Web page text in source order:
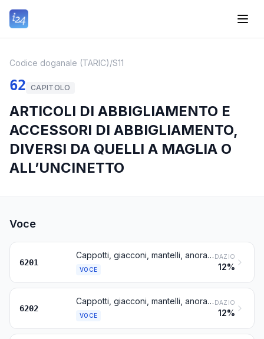
Codice doganale (TARIC)/S11
62 CAPITOLO
ARTICOLI DI ABBIGLIAMENTO E
ACCESSORI DI ABBIGLIAMENTO,
DIVERSI DA QUELLI A MAGLIA O
ALL’UNCINETTO
Voce
6201
Cappotti, giacconi, mantelli, anorak (comprese le giacche da sci), giacche a vento , giacche antivento e articoli simili, per uomo o ragazzo, diversi da quelli della voce 6203
VOCE
DAZIO
12%
6202
Cappotti, giacconi, mantelli, anorak (comprese le giacche da sci), giacche a vento, giacche antivento e articoli simili, per donna o ragazza, diversi da quelli della voce 6204
VOCE
DAZIO
12%